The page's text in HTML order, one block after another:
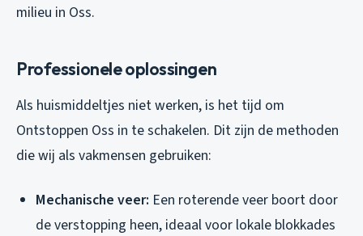
milieu in Oss.
Professionele oplossingen
Als huismiddeltjes niet werken, is het tijd om
Ontstoppen Oss in te schakelen. Dit zijn de methoden
die wij als vakmensen gebruiken:
Mechanische veer: Een roterende veer boort door
de verstopping heen, ideaal voor lokale blokkades